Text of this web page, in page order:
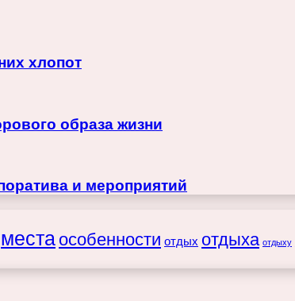
хлопот
образа жизни
и мероприятий
места особенности отдых отдыха отдыху